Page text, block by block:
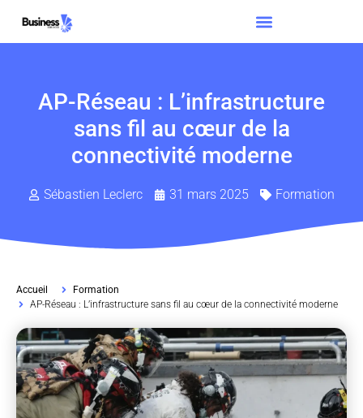
AP-Réseau : L’infrastructure
sans fil au cœur de la
connectivité moderne
Sébastien Leclerc 31 mars 2025 Formation
Accueil
Formation
AP-Réseau : L’infrastructure sans fil au cœur de la connectivité moderne